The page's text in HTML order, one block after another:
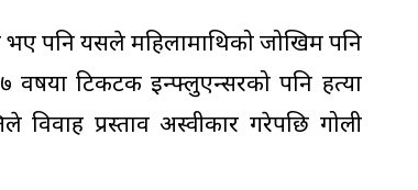
भए पनि यसले महिलामाथिको जोखिम पनि
टिकटक इन्फ्लुएन्सरको पनि हत्या
विवाह प्रस्ताव अस्वीकार गरेपछि गोली